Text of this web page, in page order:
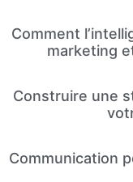
Comment
marketing
Construire une
Communication